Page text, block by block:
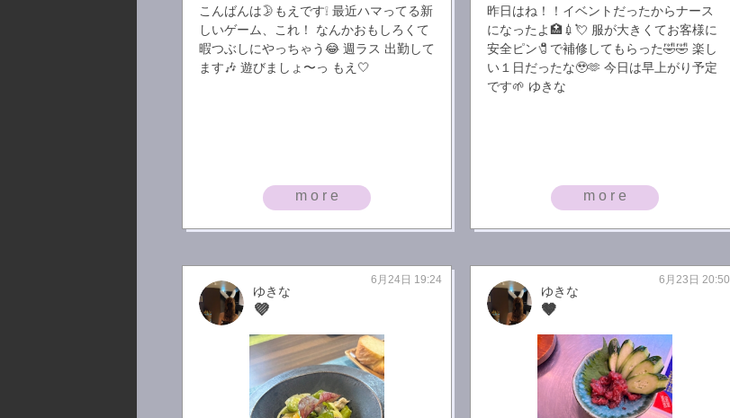
こんばんは🌛もえです❕ 最近ハマってる新
しいゲーム、これ！ なんかおもしろくて
暇つぶしにやっちゃう😂 週ラス 出勤して
ます🎶 遊びましょ〜っ もえ🤍
more
昨日はね！！イベントだったからナース
になったよ🏥💉💘 服が大きくてお客様に
安全ピン🧷で補修してもらった🤣🤣 楽し
い１日だったな🥹🫶 今日は早上がり予定
です🌱 ゆきな
more
ゆきな
💜
6月24日 19:24
ゆきな
🤎
6月23日 20:50